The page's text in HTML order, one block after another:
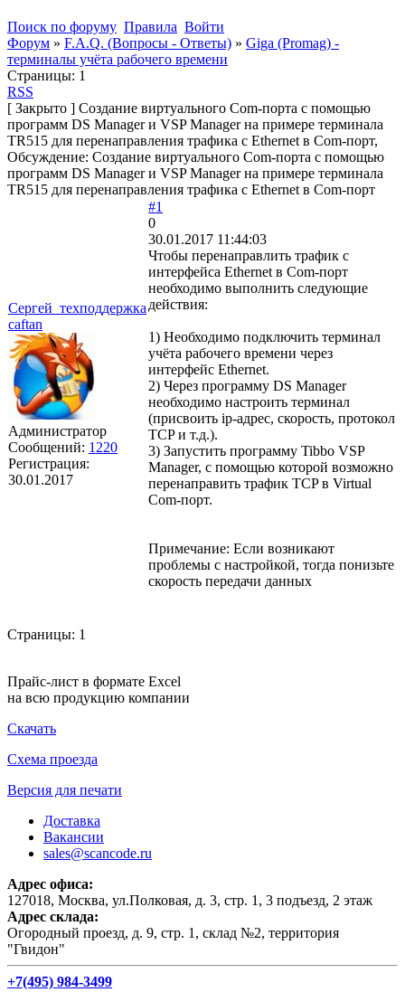
Поиск по форуму Правила Войти
Форум » F.A.Q. (Вопросы - Ответы) » Giga (Promag) -
терминалы учёта рабочего времени
Страницы: 1
RSS
[ Закрыто ] Создание виртуального Com-порта с помощью
программ DS Manager и VSP Manager на примере терминала
TR515 для перенаправления трафика с Ethernet в Com-порт,
Обсуждение: Создание виртуального Com-порта с помощью
программ DS Manager и VSP Manager на примере терминала
TR515 для перенаправления трафика с Ethernet в Com-порт
Сергей_техподдержка
caftan
Администратор
Сообщений: 1220
Регистрация:
30.01.2017
#1
0
30.01.2017 11:44:03
Чтобы перенаправлить трафик с
интерфейса Ethernet в Com-порт
необходимо выполнить следующие
действия:
1) Необходимо подключить терминал
учёта рабочего времени через
интерфейс Ethernet.
2) Через программу DS Manager
необходимо настроить терминал
(присвоить ip-адрес, скорость, протокол
TCP и т.д.).
3) Запустить программу Tibbo VSP
Manager, с помощью которой возможно
перенаправить трафик TCP в Virtual
Com-порт.
Примечание: Если возникают
проблемы с настройкой, тогда понизьте
скорость передачи данных
Страницы: 1
Прайс-лист в формате Excel
на всю продукцию компании
Скачать
Схема проезда
Версия для печати
Доставка
Вакансии
sales@scancode.ru
Адрес офиса:
127018, Москва, ул.Полковая, д. 3, стр. 1, 3 подъезд, 2 этаж
Адрес склада:
Огородный проезд, д. 9, стр. 1, склад №2, территория
"Гвидон"
+7(495) 984-3499